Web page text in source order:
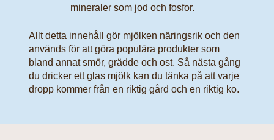
mineraler som jod och fosfor.
Allt detta innehåll gör mjölken näringsrik och den
används för att göra populära produkter som
bland annat smör, grädde och ost. Så nästa gång
du dricker ett glas mjölk kan du tänka på att varje
dropp kommer från en riktig gård och en riktig ko.